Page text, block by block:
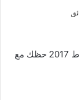
غري – ندين ميديا – حظك اليوم الخميس 16 شباط 2017 حظك مع